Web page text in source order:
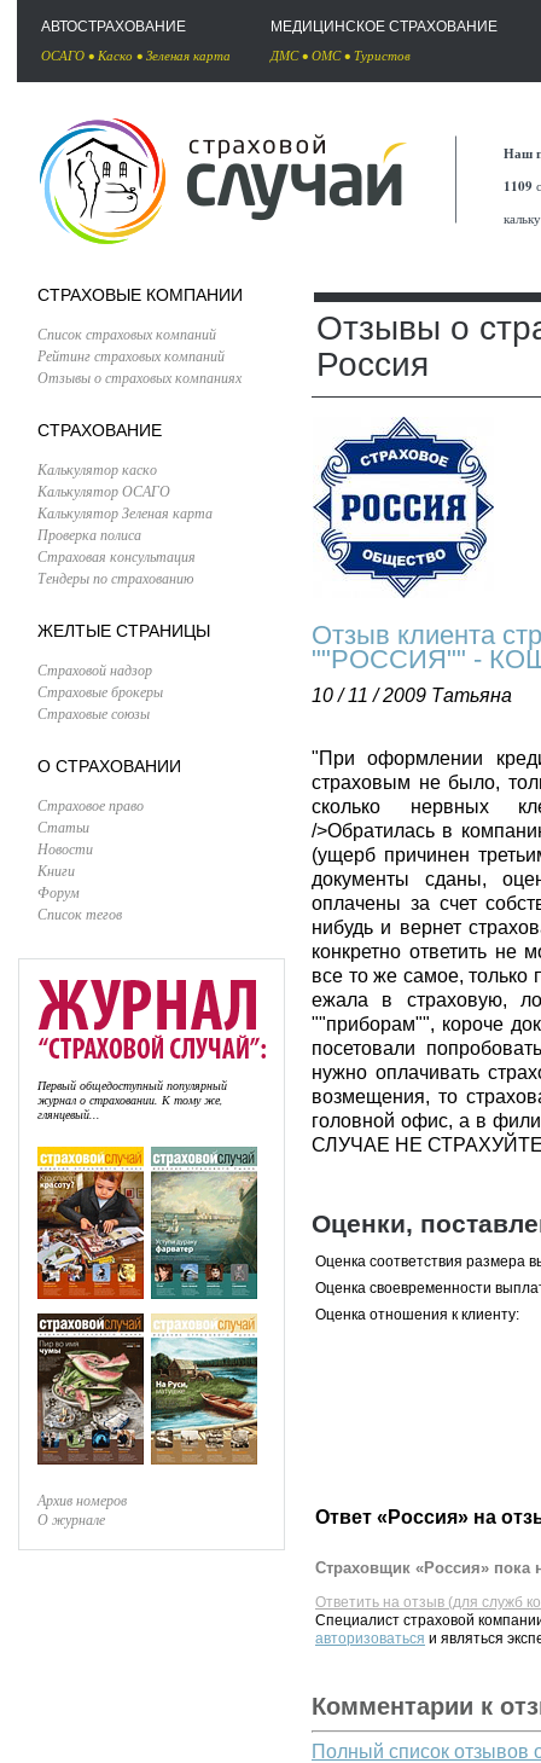
АВТОСТРАХОВАНИЕ
ОСАГО • Каско • Зеленая карта
МЕДИЦИНСКОЕ СТРАХОВАНИЕ
ДМС• ОМС• Туристов
Наш
1109
СТРАХОВЫЕ КОМПАНИИ
Список страховых компаний
Рейтинг страховых компаний
Отзывы о страховых компаниях
СТРАХОВАНИЕ
Калькулятор каско
Калькулятор ОСАГО
Калькулятор Зеленая карта
Проверка полиса
Страховая консультация
Тендеры по страхованию
ЖЕЛТЫЕ СТРАНИЦЫ
Страховой надзор
Страховые брокеры
Страховые союзы
О СТРАХОВАНИИ
Страховое право
Статьи
Новости
Книги
Форум
Список тегов
Первый общедоступный популярный
журнал о страховании. К тому же,
глянцевый...
Архив номеров
О журнале
Отзывы о
Россия
Отзыв клиента
""РОССИЯ"" -
10 / 11 / 2009 Татьяна
"При оформлении
страховым не было,
сколько нервных
/>Обратилась в
(ущерб причинен
документы сданы,
оплачены за счет
нибудь и вернет
конкретно ответить не
все то же самое,
ежала в страховую,
""приборам"", короче
посетовали
нужно оплачивать
возмещения, то
головной офис, а в
СЛУЧАЕ НЕ
Оценки,
Оценка соответствия размера
Оценка своевременности
Оценка отношения к клиенту:
Ответ «Россия» на
Страховщик «Россия» пока
Ответить на отзыв (для служб
Специалист страховой
авторизоваться и являться
Комментарии к
Полный список отзывов